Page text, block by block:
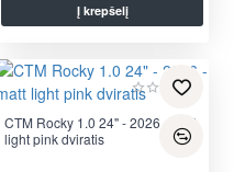
Į krepšelį
CTM Rocky 1.0 24" - 2026 - matt
light pink dviratis